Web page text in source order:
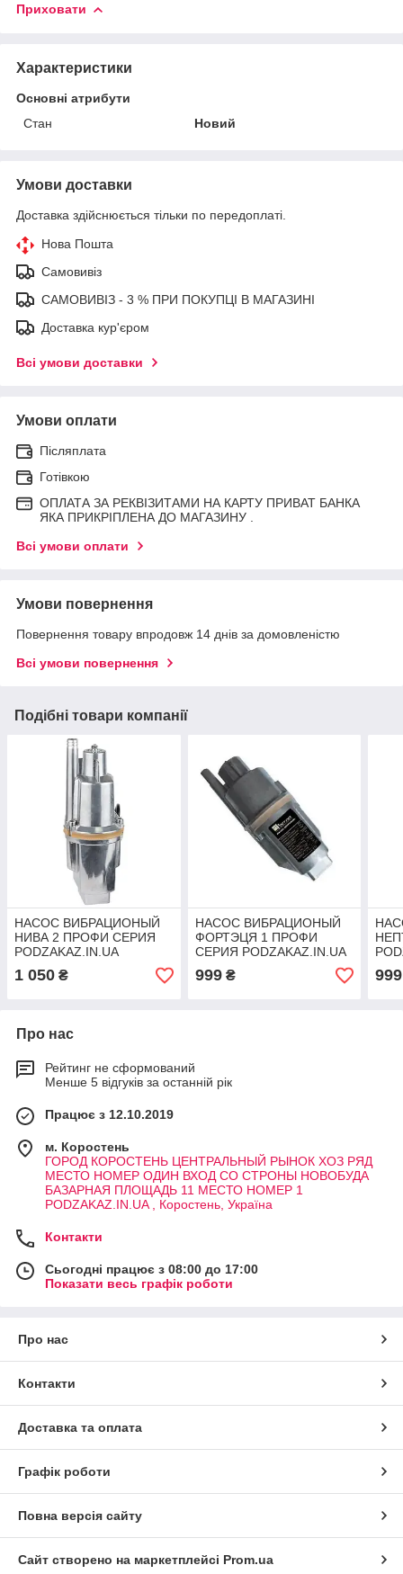
Приховати
Характеристики
Основні атрибути
Стан
Новий
Умови доставки
Доставка здійснюється тільки по передоплаті.
Нова Пошта
Самовивіз
САМОВИВІЗ - 3 % ПРИ ПОКУПЦІ В МАГАЗИНІ
Доставка кур'єром
Всі умови доставки
Умови оплати
Післяплата
Готівкою
ОПЛАТА ЗА РЕКВІЗИТАМИ НА КАРТУ ПРИВАТ БАНКА
ЯКА ПРИКРІПЛЕНА ДО МАГАЗИНУ .
Всі умови оплати
Умови повернення
Повернення товару впродовж 14 днів за домовленістю
Всі умови повернення
Подібні товари компанії
НАСОС ВИБРАЦИОНЫЙ
НИВА 2 ПРОФИ СЕРИЯ
PODZAKAZ.IN.UA
1 050 ₴
НАСОС ВИБРАЦИОНЫЙ
ФОРТЭЦЯ 1 ПРОФИ
СЕРИЯ PODZAKAZ.IN.UA
999₴ 999
Про нас
Рейтинг не сформований
Менше 5 відгуків за останній рік
Працює з 12.10.2019
м. Коростень
ГОРОД КОРОСТЕНЬ ЦЕНТРАЛЬНЫЙ РЫНОК ХОЗ РЯД
МЕСТО НОМЕР ОДИН ВХОД СО СТРОНЫ НОВОБУДА
БАЗАРНАЯ ПЛОЩАДЬ 11 МЕСТО НОМЕР 1
PODZAKAZ.IN.UA , Коростень, Україна
Контакти
Сьогодні працює з 08:00 до 17:00
Показати весь графік роботи
Про нас
Контакти
Доставка та оплата
Графік роботи
Повна версія сайту
Сайт створено на маркетплейсі Prom.ua